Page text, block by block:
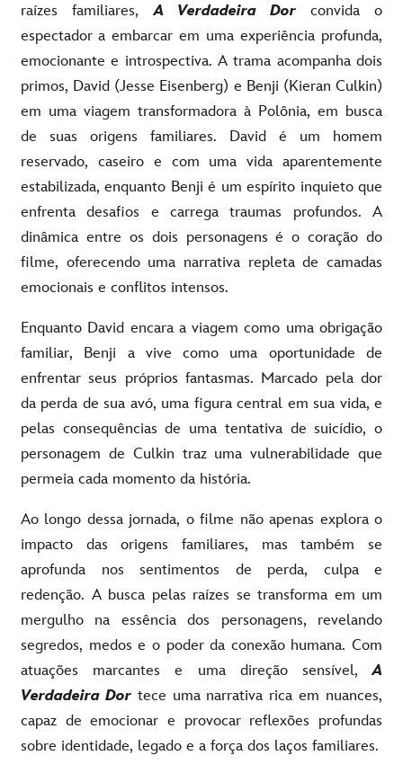
raízes familiares,A Verdadeira Dor convida o
espectador a embarcar em uma experiência profunda,
emocionante e introspectiva. A trama acompanha dois
primos, David (Jesse Eisenberg) e Benji (Kieran Culkin)
em uma viagem transformadora à Polônia, em busca
de suas origens familiares. David é um homem
reservado, caseiro e com uma vida aparentemente
estabilizada, enquanto Benji é um espírito inquieto que
enfrenta desafios e carrega traumas profundos. A
dinâmica entre os dois personagens é o coração do
filme, oferecendo uma narrativa repleta de camadas
emocionais e conflitos intensos.
Enquanto David encara a viagem como uma obrigação
familiar, Benji a vive como uma oportunidade de
enfrentar seus próprios fantasmas. Marcado pela dor
da perda de sua avó, uma figura central em sua vida, e
pelas consequências de uma tentativa de suicídio, o
personagem de Culkin traz uma vulnerabilidade que
permeia cada momento da história.
Ao longo dessa jornada, o filme não apenas explora o
impacto das origens familiares, mas também se
aprofunda nos sentimentos de perda, culpa e
redenção. A busca pelas raízes se transforma em um
mergulho na essência dos personagens, revelando
segredos, medos e o poder da conexão humana. Com
atuações marcantes e uma direção sensível,A
Verdadeira Dortece uma narrativa rica em nuances,
capaz de emocionar e provocar reflexões profundas
sobre identidade, legado e a força dos laços familiares.